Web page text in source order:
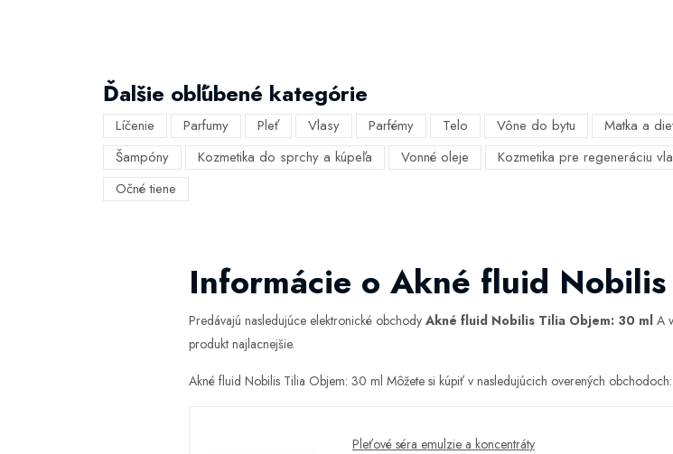
Ďalšie obľúbené kategórie
Líčenie Parfumy Pleť Vlasy Parfémy Telo Vône do bytu Matka a
Šampóny
Kozmetika do sprchy a kúpeľa Vonné oleje Kozmetika pre regeneráciu
Očné tiene
Informácie o Akné fluid
Predávajú nasledujúce elektronické obchody Akné fluid Nobilis Tilia Objem: 30 ml A
produkt najlacnejšie.
Akné fluid Nobilis Tilia Objem: 30 ml Môžete si kúpiť v nasledujúcich overených obchodoch:
Pleťové séra emulzie a koncentráty